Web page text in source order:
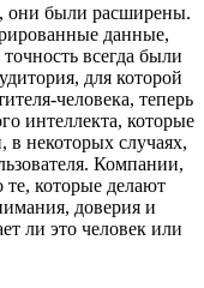
они были расширены.
данные,
всегда были
для которой
человека, теперь
интеллекта, которые
некоторых случаях,
Компании,
которые делают
доверия и
ли это человек или